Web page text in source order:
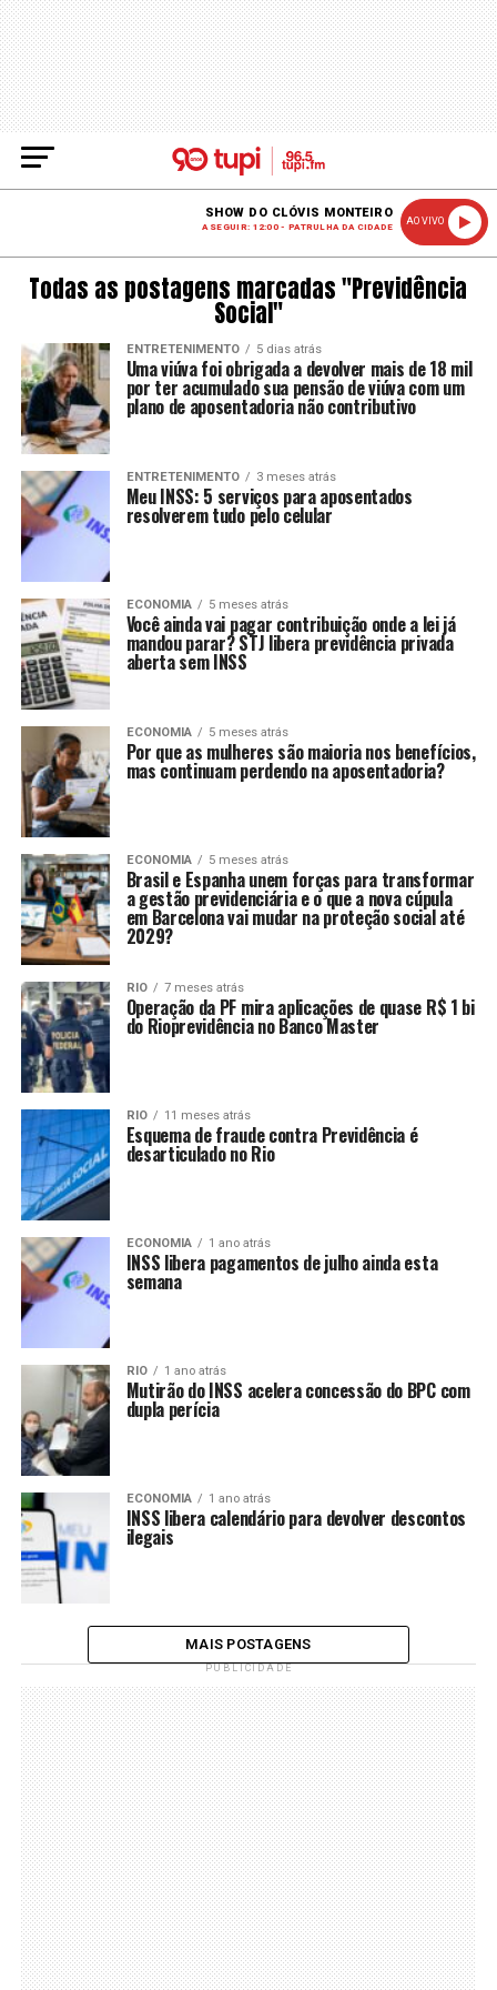
SHOW DO CLÓVIS MONTEIRO
A SEGUIR: 12:00 - PATRULHA DA CIDADE
AO VIVO
Todas as postagens marcadas "Previdência
Social"
ENTRETENIMENTO 5 dias atrás
Uma viúva foi obrigada a devolver mais de 18 mil
por ter acumulado sua pensão de viúva com um
plano de aposentadoria não contributivo
ENTRETENIMENTO 3 meses atrás
Meu INSS: 5 serviços para aposentados
resolverem tudo pelo celular
ECONOMIA 5 meses atrás
Você ainda vai pagar contribuição onde a lei já
mandou parar? STJ libera previdência privada
aberta sem INSS
ECONOMIA 5 meses atrás
Por que as mulheres são maioria nos benefícios,
mas continuam perdendo na aposentadoria?
ECONOMIA 5 meses atrás
Brasil e Espanha unem forças para transformar
a gestão previdenciária e o que a nova cúpula
em Barcelona vai mudar na proteção social até
2029?
RIO 7 meses atrás
Operação da PF mira aplicações de quase R$ 1 bi
do Rioprevidência no Banco Master
RIO 11 meses atrás
Esquema de fraude contra Previdência é
desarticulado no Rio
ECONOMIA 1 ano atrás
INSS libera pagamentos de julho ainda esta
semana
RIO 1 ano atrás
Mutirão do INSS acelera concessão do BPC com
dupla perícia
ECONOMIA 1 ano atrás
INSS libera calendário para devolver descontos
ilegais
MAIS POSTAGENS
PUBLICIDADE